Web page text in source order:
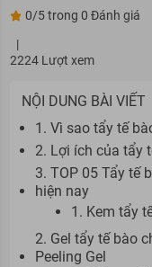
0/5 trong 0 Đánh giá
|
2224 Lượt xem
NỘI DUNG BÀI VIẾT
1. Vì sao tẩy tế
2. Lợi ích của tẩy
3. TOP 05 Tẩy tế
hiện nay
1. Kem tẩy
2. Gel tẩy tế bào
Peeling Gel